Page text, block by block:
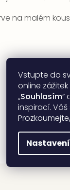
Vstupte do
online
„Souhlasím“
inspirací.
Nastavení
na malém